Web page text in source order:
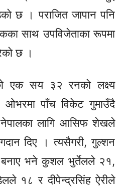
छ । पराजित जापान पनि
साथ उपविजेताका रूपमा
छ ।
एक सय ३२ रनको लक्ष्य
पाँच विकेट गुमाउँदै
लागि आसिफशेखले
दिए । त्यसैगरी,गुल्शन
भने कुशल भुर्तेलले २१,
१८ रदीपेन्द्रसिंह ऐरीले